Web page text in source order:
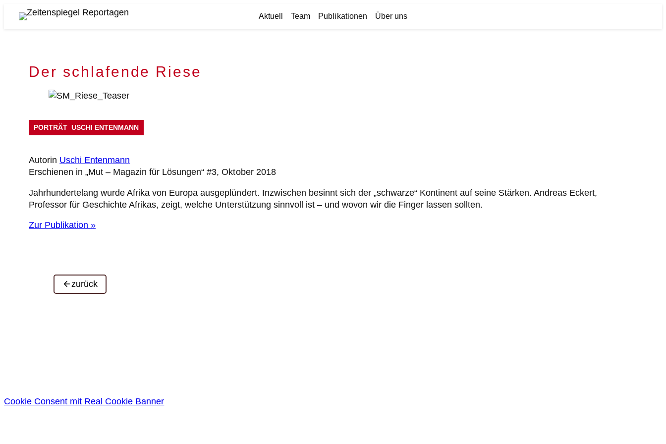
InhaltZeitenspiegel
Aktuell Team Publikationen Über uns
Der schlafende Riese
PORTRÄT USCHI ENTENMANN
Autorin Uschi Entenmann
Erschienen in „Mut – Magazin für Lösungen“ #3, Oktober 2018
Jahrhundertelang wurde Afrika von Europa ausgeplündert. Inzwischen besinnt sich der „schwarze“ Kontinent auf seine Stärken. Andreas Eckert,
Professor für Geschichte Afrikas, zeigt, welche Unterstützung sinnvoll ist – und wovon wir die Finger lassen sollten.
Zur Publikation »
zurück
Cookie Consent mit Real Cookie Banner